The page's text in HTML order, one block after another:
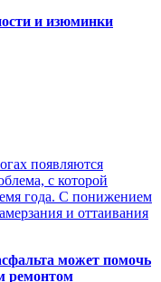
и изюминки
появляются
с которой
года. С понижением
и оттаивания
может помочь
ремонтом